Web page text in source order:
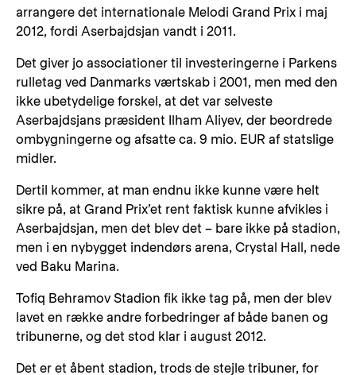
arrangere det internationale Melodi Grand Prix i maj
2012, fordi Aserbajdsjan vandt i 2011.
Det giver jo associationer til investeringerne i Parkens
rulletag ved Danmarks værtskab i 2001, men med den
ikke ubetydelige forskel, at det var selveste
Aserbajdsjans præsident Ilham Aliyev, der beordrede
ombygningerne og afsatte ca. 9 mio. EUR af statslige
midler.
Dertil kommer, at man endnu ikke kunne være helt
sikre på, at Grand Prix’et rent faktisk kunne afvikles i
Aserbajdsjan, men det blev det – bare ikke på stadion,
men i en nybygget indendørs arena, Crystal Hall, nede
ved Baku Marina.
Tofiq Behramov Stadion fik ikke tag på, men der blev
lavet en række andre forbedringer af både banen og
tribunerne, og det stod klar i august 2012.
Det er et åbent stadion, trods de stejle tribuner, for